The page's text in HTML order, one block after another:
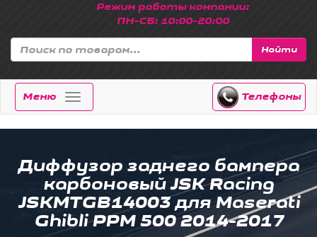
Режим работы компании:
ПН-СБ: 10:00-20:00
Найти
Меню Телефоны
Диффузор заднего бампера
карбоновый JSK Racing
JSKMTGB14003 для Maserati
Ghibli PPM 500 2014-2017